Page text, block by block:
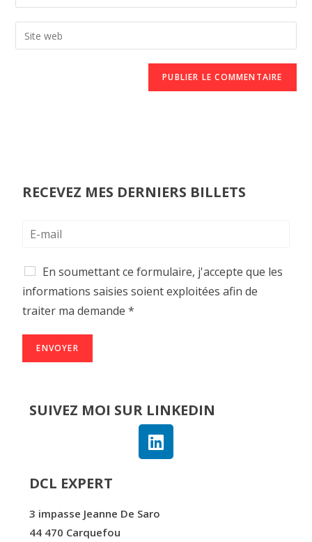
RECEVEZ MES DERNIERS BILLETS
En soumettant ce formulaire, j'accepte que les
informations saisies soient exploitées afin de
traiter ma demande *
ENVOYER
SUIVEZ MOI SUR LINKEDIN
DCL EXPERT
3 impasse Jeanne De Saro
44 470 Carquefou